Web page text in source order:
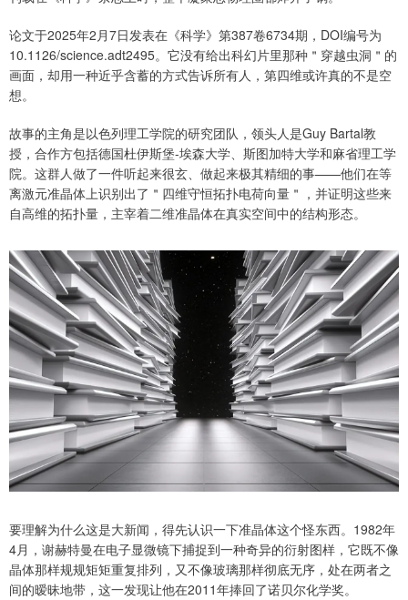
论文于2025年2月7日发表在《科学》第387卷6734期，DOI编号为
10.1126/science.adt2495。它没有给出科幻片里那种＂穿越虫洞＂的
画面，却用一种近乎含蓄的方式告诉所有人，第四维或许真的不是空
想。
故事的主角是以色列理工学院的研究团队，领头人是Guy Bartal教
授，合作方包括德国杜伊斯堡-埃森大学、斯图加特大学和麻省理工学
院。这群人做了一件听起来很玄、做起来极其精细的事——他们在等
离激元准晶体上识别出了＂四维守恒拓扑电荷向量＂，并证明这些来
自高维的拓扑量，主宰着二维准晶体在真实空间中的结构形态。
要理解为什么这是大新闻，得先认识一下准晶体这个怪东西。1982年
4月，谢赫特曼在电子显微镜下捕捉到一种奇异的衍射图样，它既不像
晶体那样规规矩矩重复排列，又不像玻璃那样彻底无序，处在两者之
间的暧昧地带，这一发现让他在2011年捧回了诺贝尔化学奖。